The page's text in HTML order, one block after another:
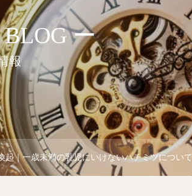
ー
報
起｜一歳未満の乳児にいけないハチミツについて